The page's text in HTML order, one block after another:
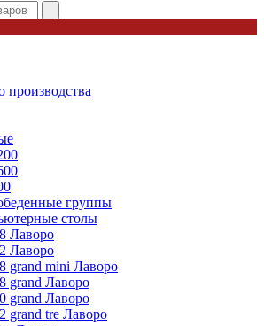
производства
группы
столы
Лаворо
Лаворо
grand mini Лаворо
grand Лаворо
grand Лаворо
grand tre Лаворо